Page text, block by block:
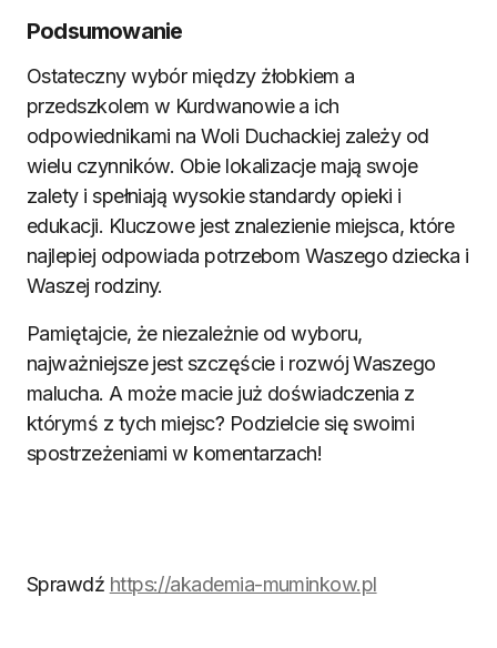
Podsumowanie
Ostateczny wybór między żłobkiem a
przedszkolem w Kurdwanowie a ich
odpowiednikami na Woli Duchackiej zależy od
wielu czynników. Obie lokalizacje mają swoje
zalety i spełniają wysokie standardy opieki i
edukacji. Kluczowe jest znalezienie miejsca, które
najlepiej odpowiada potrzebom Waszego dziecka i
Waszej rodziny.
Pamiętajcie, że niezależnie od wyboru,
najważniejsze jest szczęście i rozwój Waszego
malucha. A może macie już doświadczenia z
którymś z tych miejsc? Podzielcie się swoimi
spostrzeżeniami w komentarzach!
Sprawdź https://akademia-muminkow.pl